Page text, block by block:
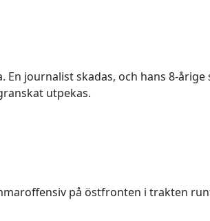
En journalist skadas, och hans 8-årige
utpekas.
på östfronten i trakten